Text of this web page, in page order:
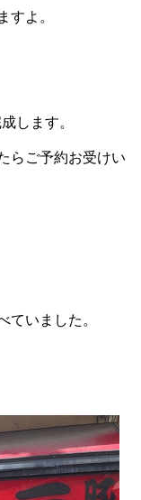
すよ。
します。
らご予約お受けい
ていました。